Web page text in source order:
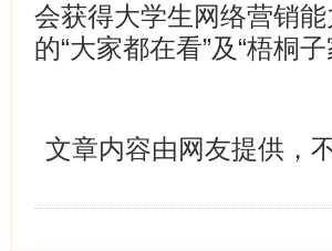
会获得大学生网络营销
的“大家都在看”及“梧桐
文章内容由网友提供，